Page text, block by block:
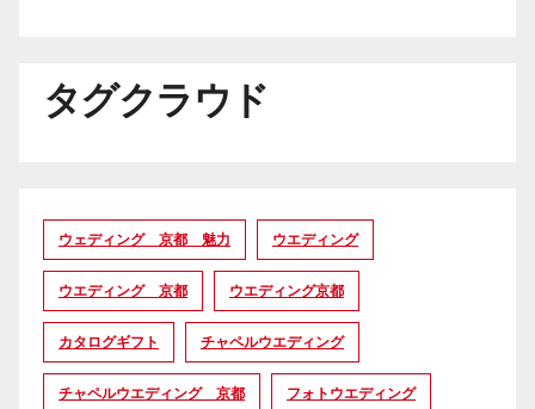
タグクラウド
ウェディング 京都 魅力 ウエディング
ウエディング 京都 ウエディング京都
カタログギフト チャペルウエディング
チャペルウエディング 京都 フォトウエディング